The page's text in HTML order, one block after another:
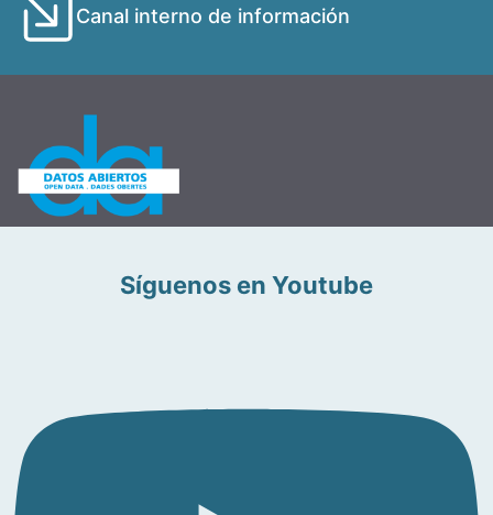
Canal interno de información
Síguenos en Youtube